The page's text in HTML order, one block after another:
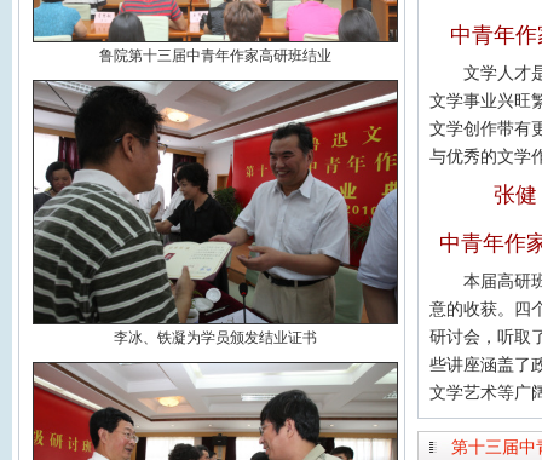
鲁院第十三届中青年作家高研班结业
李冰、铁凝为学员颁发结业证书
中青年
文学人才
文学事业兴旺
文学创作带有
与优秀的文学
张健
中青年作
本届高研
意的收获。四
研讨会，听取
些讲座涵盖了
文学艺术等
第十三届中